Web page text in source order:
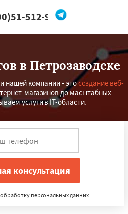
512-96
мне
в Петрозаводске
нашей компании - этосоздание веб-
магазинов до масштабных
услуги в IT-области.
персональных данных